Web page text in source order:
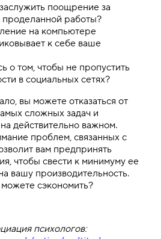
поощрение за
работы?
на компьютере
к себе ваше
о том, чтобы не пропустить
в социальных сетях?
вы можете отказаться от
сложных задач и
действительно важном.
проблем, связанных с
вам предпринять
чтобы свести к минимуму ее
вашу производительность.
сэкономить?
психологов: